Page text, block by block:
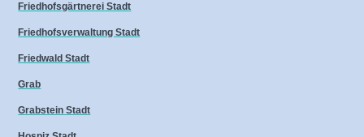
Friedhofsgärtnerei Stadt
Friedhofsverwaltung Stadt
Friedwald Stadt
Grab
Grabstein Stadt